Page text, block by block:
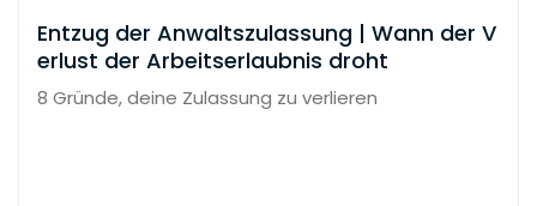
Entzug der Anwaltszulassung | Wann der V
erlust der Arbeitserlaubnis droht
8 Gründe, deine Zulassung zu verlieren